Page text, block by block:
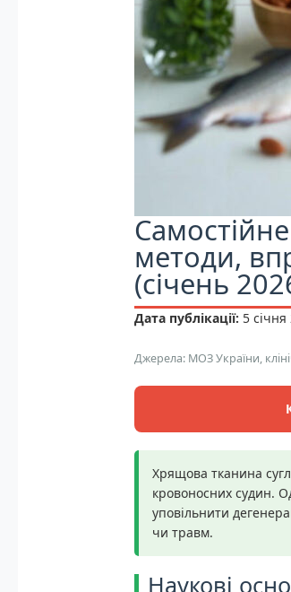
методи,
(січень
Дата публікації: 5
Джерела: МОЗ України,
Хрящова тканина
кровоносних судин.
уповільнити
чи травм.
Наукові